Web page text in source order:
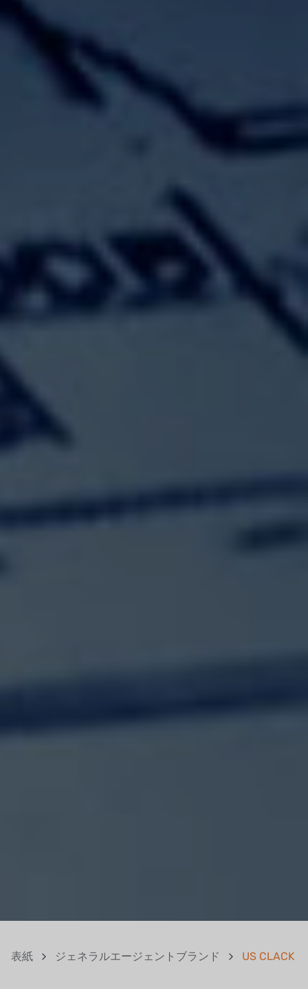
表紙 ジェネラルエージェントブランド US CLACK